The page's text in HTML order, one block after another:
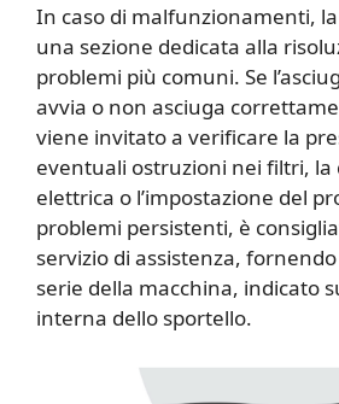
In caso di malfunzionamenti,
una sezione dedicata alla
problemi più comuni. Se
avvia o non asciuga
viene invitato a verificare la
eventuali ostruzioni nei filtri, la
elettrica o l’impostazione del
problemi persistenti, è
servizio di assistenza,
serie della macchina, indicato
interna dello sportello.